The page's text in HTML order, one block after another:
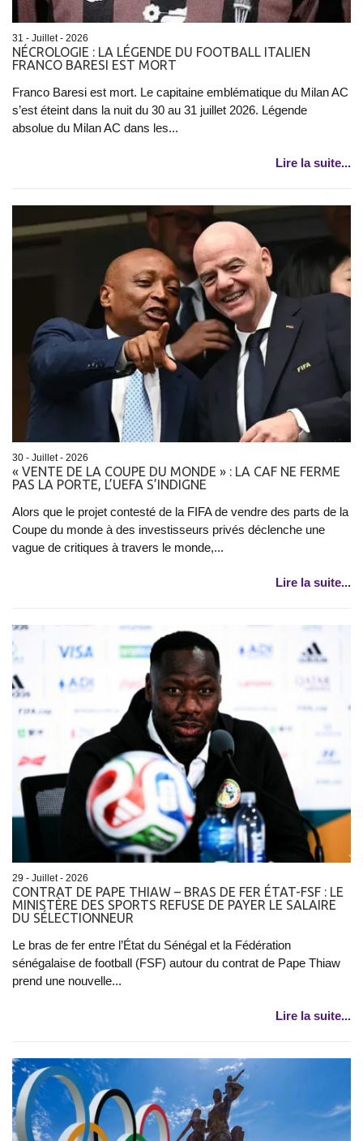
31 - Juillet - 2026
NÉCROLOGIE : LA LÉGENDE DU FOOTBALL ITALIEN
FRANCO BARESI EST MORT
Franco Baresi est mort. Le capitaine emblématique du Milan AC
s’est éteint dans la nuit du 30 au 31 juillet 2026. Légende
absolue du Milan AC dans les...
Lire la suite...
30 - Juillet - 2026
« VENTE DE LA COUPE DU MONDE » : LA CAF NE FERME
PAS LA PORTE, L’UEFA S’INDIGNE
Alors que le projet contesté de la FIFA de vendre des parts de la
Coupe du monde à des investisseurs privés déclenche une
vague de critiques à travers le monde,...
Lire la suite...
29 - Juillet - 2026
CONTRAT DE PAPE THIAW – BRAS DE FER ÉTAT-FSF : LE
MINISTÈRE DES SPORTS REFUSE DE PAYER LE SALAIRE
DU SÉLECTIONNEUR
Le bras de fer entre l’État du Sénégal et la Fédération
sénégalaise de football (FSF) autour du contrat de Pape Thiaw
prend une nouvelle...
Lire la suite...